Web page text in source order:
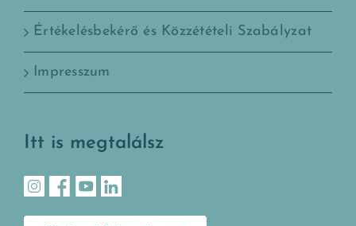
Értékelésbekérő és Közzétételi Szabályzat
Impresszum
Itt is megtalálsz